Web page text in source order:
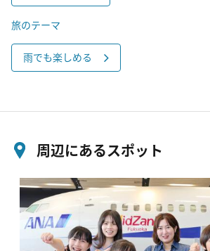
旅のテーマ
雨でも楽しめる
周辺にあるスポット